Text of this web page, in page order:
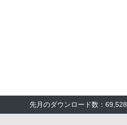
先月のダウンロード数：69,528